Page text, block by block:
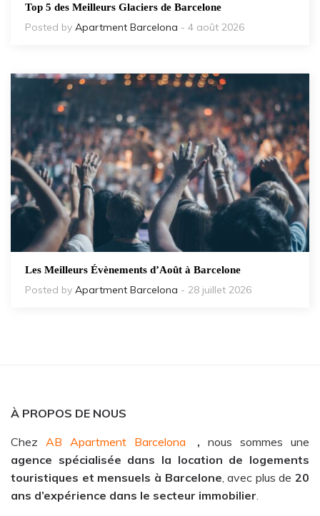
Top 5 des Meilleurs Glaciers de Barcelone
Posted by Apartment Barcelona - 4 août 2026
Les Meilleurs Évènements d’Août à Barcelone
Posted by Apartment Barcelona - 28 juillet 2026
À PROPOS DE NOUS
Chez AB Apartment Barcelona , nous sommes une
agence spécialisée dans la location de logements
touristiques et mensuels à Barcelone, avec plus de 20
ans d’expérience dans le secteur immobilier.